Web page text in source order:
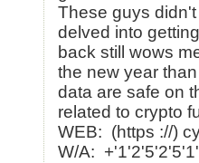
These guys
delved into
back still wows
the new year
data are safe on
related to crypto
WEB: (https ://)
W/A: